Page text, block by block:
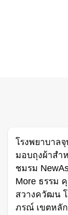
Search
for:
โรงพยาบาล
มอบถุงผ้าสำ
ชมรม
More ธรรม
สวางควัฒน
ภรณ์ เขตหลั